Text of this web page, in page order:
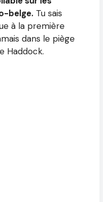
belge. Tu sais
à la première
dans le piège
Haddock.